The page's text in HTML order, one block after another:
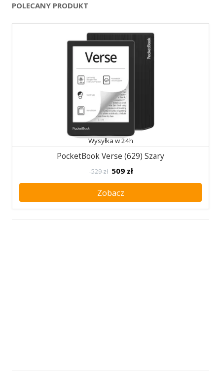
POLECANY PRODUKT
Wysyłka w 24h
PocketBook Verse (629) Szary
529 zł 509 zł
Zobacz